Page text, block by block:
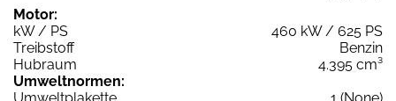
Motor:
kW / PS
460 kW / 625 PS
Treibstoff
Benzin
Hubraum
4.395 cm³
Umweltnormen:
Umweltplakette
1 (None)